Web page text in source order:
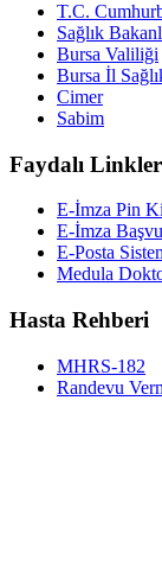
T.C.
Sağlık
Bursa Valiliği
Bursa İl
Cimer
Sabim
Faydalı Linkler
E-İmza Pin
E-İmza
E-Posta
Medula
Hasta Rehberi
MHRS-182
Randevu